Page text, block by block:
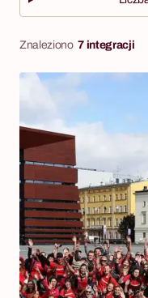
Znaleziono7 integracji